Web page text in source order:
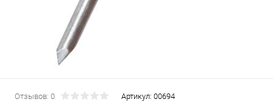
Отзывов: 0 Артикул: 00694